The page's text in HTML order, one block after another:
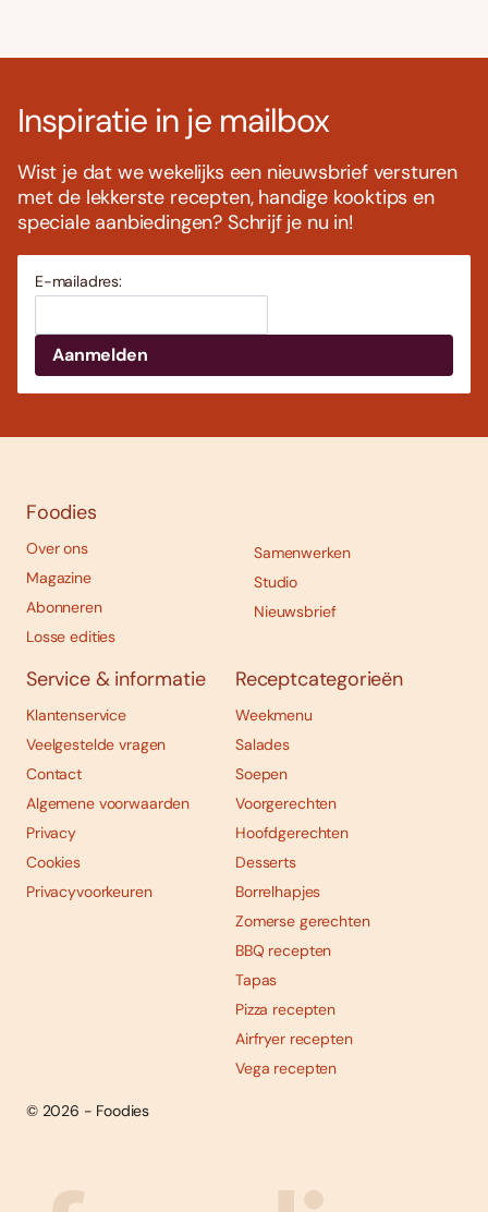
Inspiratie in je mailbox
Wist je dat we wekelijks een nieuwsbrief versturen
met de lekkerste recepten, handige kooktips en
speciale aanbiedingen? Schrijf je nu in!
E-mailadres:
Foodies
Over ons
Magazine
Abonneren
Losse edities
Samenwerken
Studio
Nieuwsbrief
Service & informatie
Klantenservice
Veelgestelde vragen
Contact
Algemene voorwaarden
Privacy
Cookies
Privacyvoorkeuren
Receptcategorieën
Weekmenu
Salades
Soepen
Voorgerechten
Hoofdgerechten
Desserts
Borrelhapjes
Zomerse gerechten
BBQ recepten
Tapas
Pizza recepten
Airfryer recepten
Vega recepten
© 2026 - Foodies